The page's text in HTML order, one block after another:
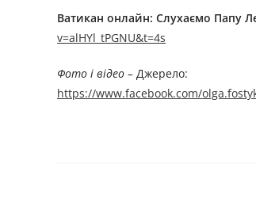
Ватикан онлайн: Слухаємо Папу
v=alHYl_tPGNU&t=4s
Фото і відео – Джерелo:
https://www.facebook.com/